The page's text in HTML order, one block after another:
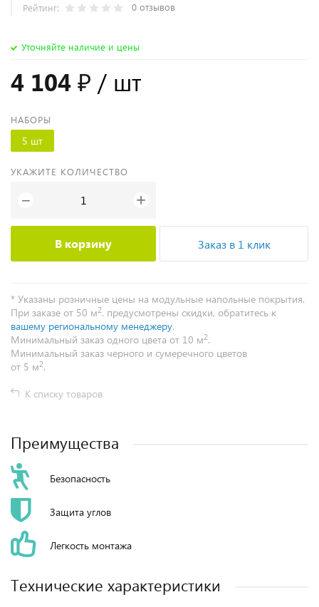
Рейтинг: 0 отзывов
Уточняйте наличие и цены
4 104 ₽ / шт
НАБОРЫ
5 шт
УКАЖИТЕ КОЛИЧЕСТВО
− +
В корзину Заказ в 1 клик
* Указаны розничные цены на модульные напольные покрытия.
При заказе от 50 м2. предусмотрены скидки, обратитесь к
вашему региональному менеджеру.
Минимальный заказ одного цвета от 10 м2.
Минимальный заказ черного и сумеречного цветов
от 5 м2.
К списку товаров
Преимущества
Безопасность
Защита углов
Легкость монтажа
Технические характеристики